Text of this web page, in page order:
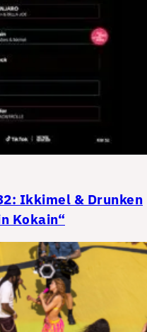
Ikkimel & Drunken
Kokain“